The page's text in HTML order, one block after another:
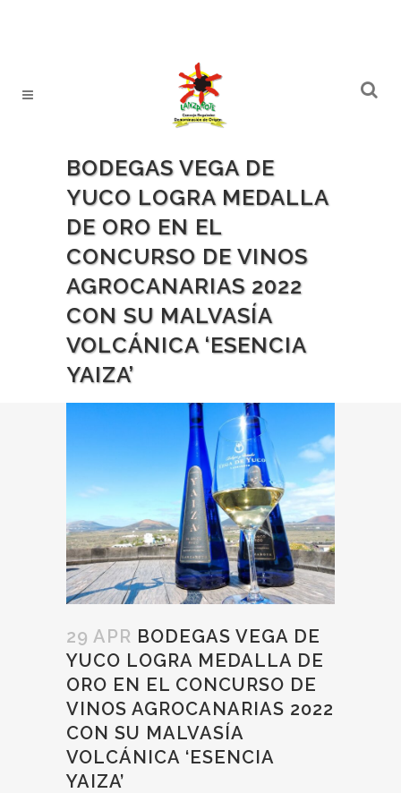
BODEGAS VEGA DE
YUCO LOGRA MEDALLA
DE ORO EN EL
CONCURSO DE VINOS
AGROCANARIAS 2022
CON SU MALVASÍA
VOLCÁNICA ‘ESENCIA
YAIZA’
29 APR BODEGAS VEGA DE
YUCO LOGRA MEDALLA DE
ORO EN EL CONCURSO DE
VINOS AGROCANARIAS 2022
CON SU MALVASÍA
VOLCÁNICA ‘ESENCIA
YAIZA’